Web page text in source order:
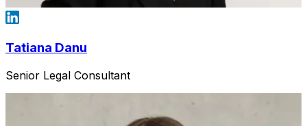
Tatiana Danu
Senior Legal Consultant